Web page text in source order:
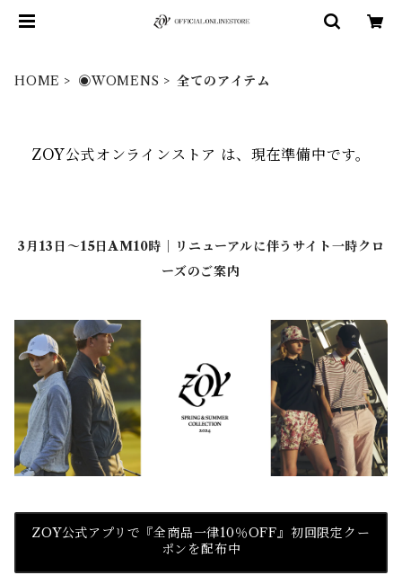
HOME ◉WOMENS 全てのアイテム
ZOY公式オンラインストア は、現在準備中です。
3月13日～15日AM10時｜リニューアルに伴うサイト一時クロ
ーズのご案内
ZOY公式アプリで『全商品一律10％OFF』初回限定クー
ポンを配布中